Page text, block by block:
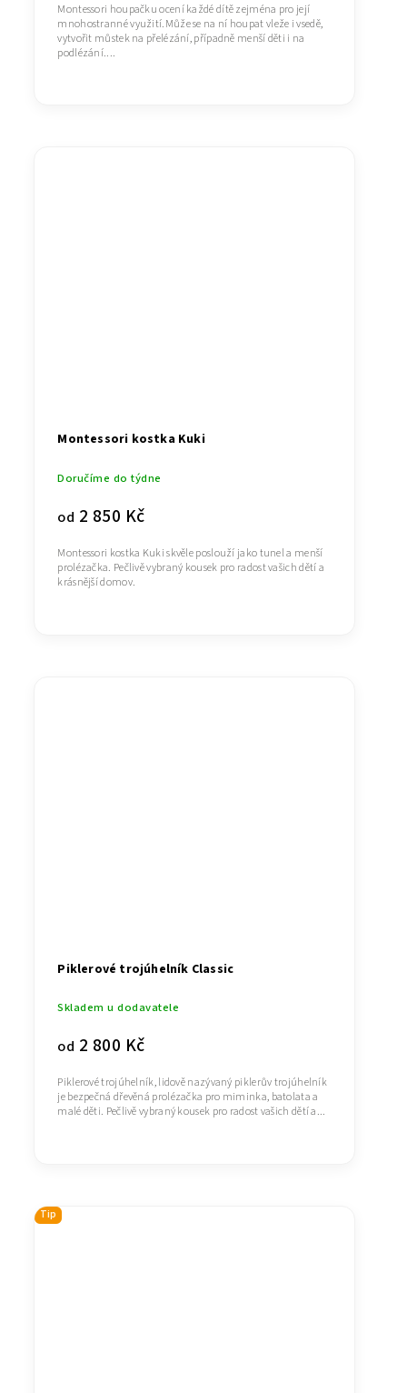
Montessori houpačku ocení každé dítě zejména pro její
mnohostranné využití.Může se na ní houpat vleže i vsedě,
vytvořit můstek na přelézání, případně menší děti i na
podlézání....
Montessori kostka Kuki
Doručíme do týdne
od 2 850 Kč
Montessori kostka Kuki skvěle poslouží jako tunel a menší
prolézačka. Pečlivě vybraný kousek pro radost vašich dětí a
krásnější domov.
Piklerové trojúhelník Classic
Skladem u dodavatele
od 2 800 Kč
Piklerové trojúhelník, lidově nazývaný piklerův trojúhelník
je bezpečná dřevěná prolézačka pro miminka, batolata a
malé děti. Pečlivě vybraný kousek pro radost vašich dětí a...
Tip